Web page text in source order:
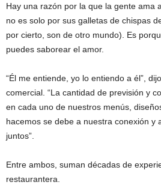
Hay una razón por la que la gente ama
no es solo por sus galletas de chispas
por cierto, son de otro mundo). Es
puedes saborear el amor.
“Él me entiende, yo lo entiendo a él”,
comercial. “La cantidad de previsión y
en cada uno de nuestros menús,
hacemos se debe a nuestra conexión y
juntos”.
Entre ambos, suman décadas de
restaurantera.